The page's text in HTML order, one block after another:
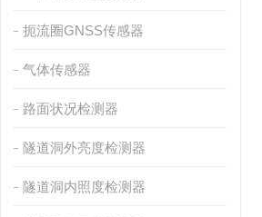
扼流圈GNSS传感器
气体传感器
路面状况检测器
隧道洞外亮度检测器
隧道洞内照度检测器